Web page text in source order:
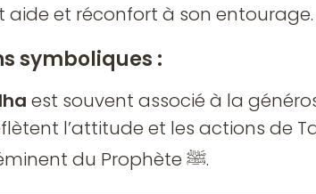
et réconfort à son entourage.
symboliques :
est souvent associé à la
l’attitude et les actions de
compagnon éminent du Prophète ﷺ.